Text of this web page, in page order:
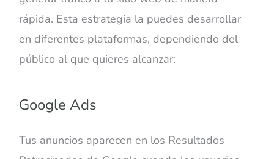
rápida. Esta estrategia la puedes desarrollar
en diferentes plataformas, dependiendo del
público al que quieres alcanzar:
Google Ads
Tus anuncios aparecen en los Resultados